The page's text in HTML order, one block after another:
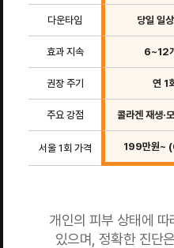
다운타임 당일 일
효과 지속 6~12
권장 주기 연 1
주요 강점 콜라겐 재생·
서울 1회 가격 199만원~
개인의 피부 상태에
있으며, 정확한 진단